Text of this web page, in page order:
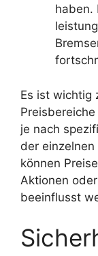
haben.
Es ist wichtig
je nach
der
können
Aktionen
beeinflusst